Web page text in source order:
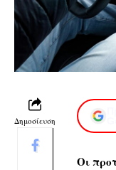
Δημοσίευση
Οι